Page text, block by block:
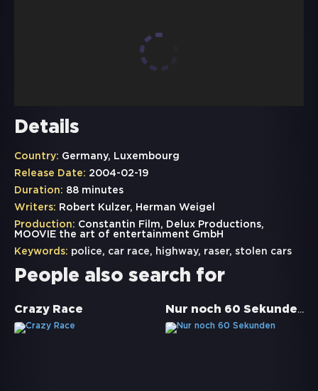
Details
Country: Germany, Luxembourg
Release Date: 2004-02-19
Duration: 88 minutes
Writers: Robert Kulzer, Herman Weigel
Production: Constantin Film, Delux Productions,
MOOVIE the art of entertainment GmbH
Keywords: police, car race, highway, raser, stolen cars
People also search for
Crazy Race Nur noch 60 Sekunden